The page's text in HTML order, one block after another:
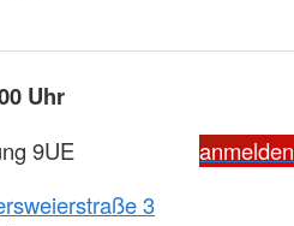
Uhr
9UE
anmelden
3